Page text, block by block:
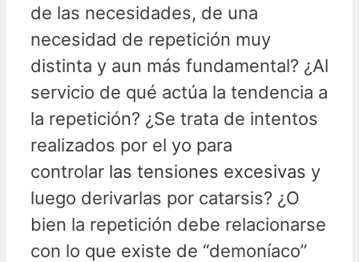
de las necesidades, de una
necesidad de repetición muy
distinta y aun más fundamental? ¿Al
servicio de qué actúa la tendencia a
la repetición? ¿Se trata de intentos
realizados por el yo para
controlar las tensiones excesivas y
luego derivarlas por catarsis? ¿O
bien la repetición debe relacionarse
con lo que existe de “demoníaco”